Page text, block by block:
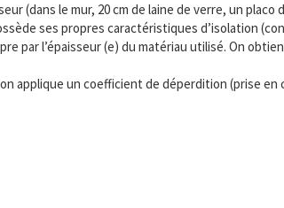
(dans le mur, 20 cm de laine de verre, un placo
ses propres caractéristiques d’isolation
par l’épaisseur (e) du matériau utilisé. On
applique un coefficient de déperdition (prise